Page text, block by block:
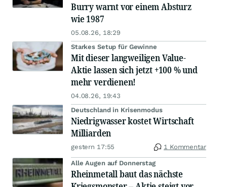
Burry warnt vor einem Absturz
wie 1987
05.08.26, 18:29
Starkes Setup für Gewinne
Mit dieser langweiligen Value-
Aktie lassen sich jetzt +100 % und
mehr verdienen!
04.08.26, 19:43
Deutschland in Krisenmodus
Niedrigwasser kostet Wirtschaft
Milliarden
gestern 17:55 1 Kommentar
Alle Augen auf Donnerstag
Rheinmetall baut das nächste